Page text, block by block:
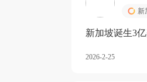
新
新加坡诞生3
2026-2-25